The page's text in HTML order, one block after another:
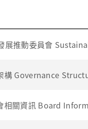
展推動委員會
構 Governance
相關資訊 Board